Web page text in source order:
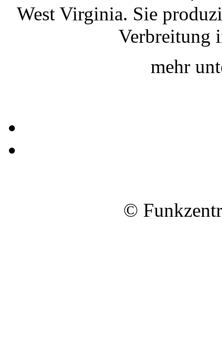
West Virginia. Sie
Verbreitung
mehr
©